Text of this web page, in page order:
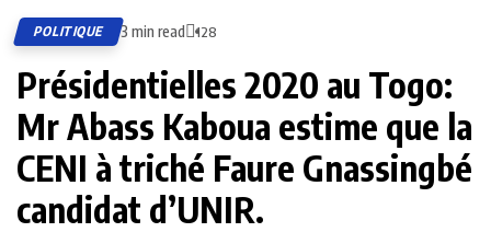
POLITIQUE 3 min read 128
Présidentielles 2020 au Togo:
Mr Abass Kaboua estime que la
CENI à triché Faure Gnassingbé
candidat d’UNIR.